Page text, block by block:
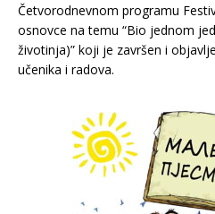
Četvorodnevnom programu
osnovce na temu “Bio jednom
životinja)” koji je završen i
učenika i radova.